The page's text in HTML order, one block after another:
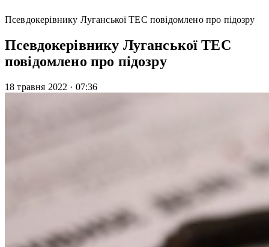
Псевдокерівнику Луганської ТЕС повідомлено про підозру
Псевдокерівнику Луганської ТЕС
повідомлено про підозру
18 травня 2022 · 07:36